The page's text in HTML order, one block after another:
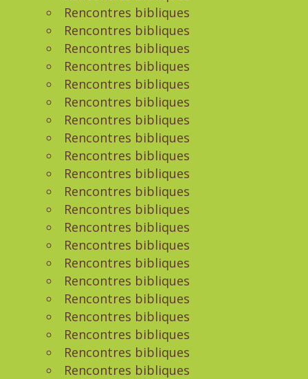
Rencontres bibliques
Rencontres bibliques
Rencontres bibliques
Rencontres bibliques
Rencontres bibliques
Rencontres bibliques
Rencontres bibliques
Rencontres bibliques
Rencontres bibliques
Rencontres bibliques
Rencontres bibliques
Rencontres bibliques
Rencontres bibliques
Rencontres bibliques
Rencontres bibliques
Rencontres bibliques
Rencontres bibliques
Rencontres bibliques
Rencontres bibliques
Rencontres bibliques
Rencontres bibliques